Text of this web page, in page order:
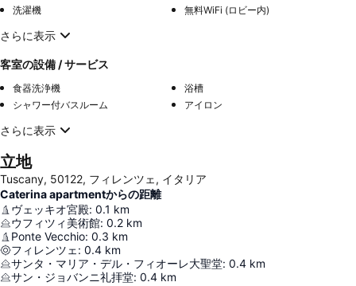
洗濯機
無料WiFi (ロビー内)
さらに表示
客室の設備 / サービス
食器洗浄機
浴槽
シャワー付バスルーム
アイロン
さらに表示
立地
Tuscany, 50122, フィレンツェ, イタリア
Caterina apartmentからの距離
ヴェッキオ宮殿: 0.1 km
ウフィツィ美術館: 0.2 km
Ponte Vecchio: 0.3 km
フィレンツェ : 0.4 km
サンタ・マリア・デル・フィオーレ大聖堂: 0.4 km
サン・ジョバンニ礼拝堂: 0.4 km